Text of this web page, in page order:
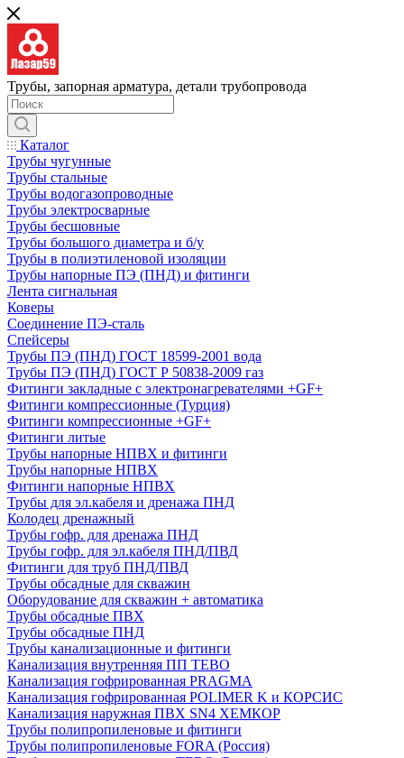
Трубы, запорная арматура, детали трубопровода
Каталог
Трубы чугунные
Трубы стальные
Трубы водогазопроводные
Трубы электросварные
Трубы бесшовные
Трубы большого диаметра и б/у
Трубы в полиэтиленовой изоляции
Трубы напорные ПЭ (ПНД) и фитинги
Лента сигнальная
Коверы
Соединение ПЭ-сталь
Спейсеры
Трубы ПЭ (ПНД) ГОСТ 18599-2001 вода
Трубы ПЭ (ПНД) ГОСТ Р 50838-2009 газ
Фитинги закладные с электронагревателями +GF+
Фитинги компрессионные (Турция)
Фитинги компрессионные +GF+
Фитинги литые
Трубы напорные НПВХ и фитинги
Трубы напорные НПВХ
Фитинги напорные НПВХ
Трубы для эл.кабеля и дренажа ПНД
Колодец дренажный
Трубы гофр. для дренажа ПНД
Трубы гофр. для эл.кабеля ПНД/ПВД
Фитинги для труб ПНД/ПВД
Трубы обсадные для скважин
Оборудование для скважин + автоматика
Трубы обсадные ПВХ
Трубы обсадные ПНД
Трубы канализационные и фитинги
Канализация внутренняя ПП TEBO
Канализация гофрированная PRAGMA
Канализация гофрированная POLIMER K и КОРСИС
Канализация наружная ПВХ SN4 ХЕМКОР
Трубы полипропиленовые и фитинги
Трубы полипропиленовые FORA (Россия)